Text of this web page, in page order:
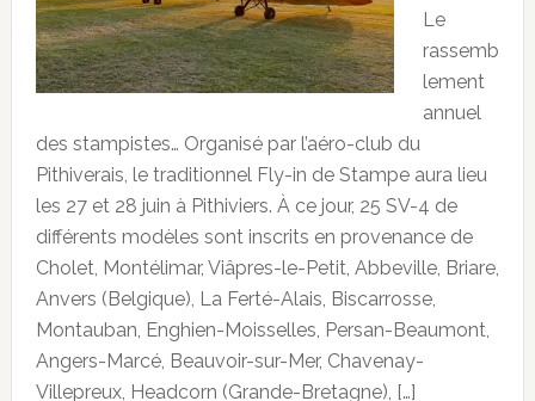
Le
rassemb
lement
annuel
des stampistes… Organisé par l’aéro-club du
Pithiverais, le traditionnel Fly-in de Stampe aura lieu
les 27 et 28 juin à Pithiviers. À ce jour, 25 SV-4 de
différents modèles sont inscrits en provenance de
Cholet, Montélimar, Viâpres-le-Petit, Abbeville, Briare,
Anvers (Belgique), La Ferté-Alais, Biscarrosse,
Montauban, Enghien-Moisselles, Persan-Beaumont,
Angers-Marcé, Beauvoir-sur-Mer, Chavenay-
Villepreux, Headcorn (Grande-Bretagne), […]